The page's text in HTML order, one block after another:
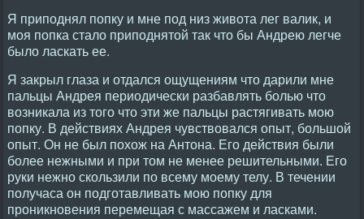
Я приподнял попку и мне под низ живота лег валик, и
моя попка стало приподнятой так что бы Андрею легче
было ласкать ее.
Я закрыл глаза и отдался ощущениям что дарили мне
пальцы Андрея периодически разбавлять болью что
возникала из того что эти же пальцы растягивать мою
попку. В действиях Андрея чувствовался опыт, большой
опыт. Он не был похож на Антона. Его действия были
более нежными и при том не менее решительными. Его
руки нежно скользили по всему моему телу. В течении
получаса он подготавливать мою попку для
проникновения перемещая с массажем и ласками.